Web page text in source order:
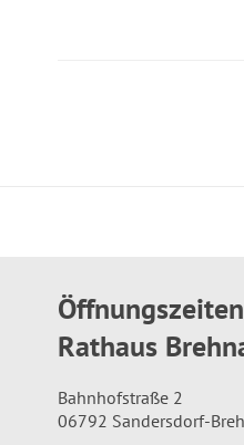
Rathaus
Bahnhofstraße 2
06792 Sandersdorf-